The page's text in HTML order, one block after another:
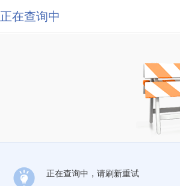
正在查询中
正在查询中，请刷新重试